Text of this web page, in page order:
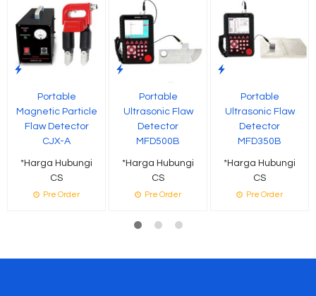
Portable
Magnetic Particle
Flaw Detector
CJX-A
*Harga Hubungi
CS
Pre Order
Portable
Ultrasonic Flaw
Detector
MFD500B
*Harga Hubungi
CS
Pre Order
Portable
Ultrasonic Flaw
Detector
MFD350B
*Harga Hubungi
CS
Pre Order